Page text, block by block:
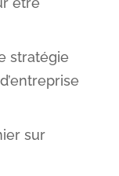
stratégie
sur